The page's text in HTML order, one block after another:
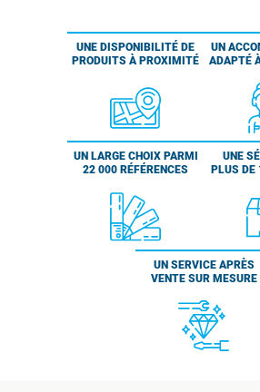
UNE DISPONIBILITÉ DE
PRODUITS À PROXIMITÉ
UN
ADAPTÉ
UN LARGE CHOIX PARMI
22 000 RÉFÉRENCES
UNE
PLUS DE
UN SERVICE APRÈS
VENTE SUR MESURE